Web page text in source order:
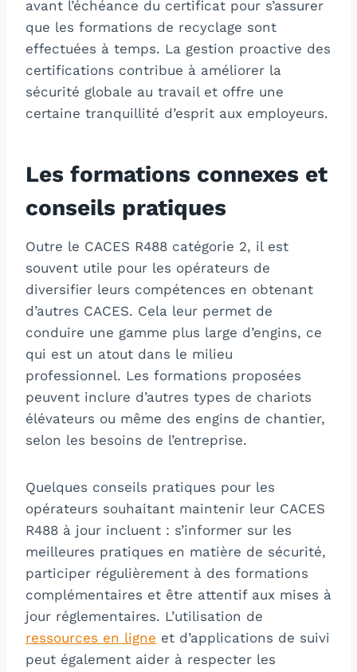
avant l’échéance du certificat pour s’assurer
que les formations de recyclage sont
effectuées à temps. La gestion proactive des
certifications contribue à améliorer la
sécurité globale au travail et offre une
certaine tranquillité d’esprit aux employeurs.
Les formations connexes et
conseils pratiques
Outre le CACES R488 catégorie 2, il est
souvent utile pour les opérateurs de
diversifier leurs compétences en obtenant
d’autres CACES. Cela leur permet de
conduire une gamme plus large d’engins, ce
qui est un atout dans le milieu
professionnel. Les formations proposées
peuvent inclure d’autres types de chariots
élévateurs ou même des engins de chantier,
selon les besoins de l’entreprise.
Quelques conseils pratiques pour les
opérateurs souhaitant maintenir leur CACES
R488 à jour incluent : s’informer sur les
meilleures pratiques en matière de sécurité,
participer régulièrement à des formations
complémentaires et être attentif aux mises à
jour réglementaires. L’utilisation de
ressources en ligne et d’applications de suivi
peut également aider à respecter les